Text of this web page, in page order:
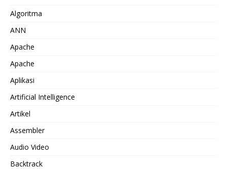
Algoritma
ANN
Apache
Apache
Aplikasi
Artificial Intelligence
Artikel
Assembler
Audio Video
Backtrack